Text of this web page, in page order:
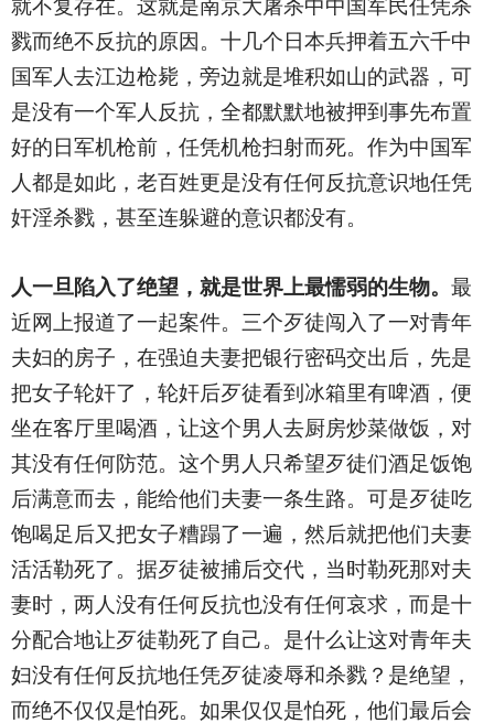
就不复存在。这就是南京大屠杀中中国军民任凭杀
戮而绝不反抗的原因。十几个日本兵押着五六千中
国军人去江边枪毙，旁边就是堆积如山的武器，可
是没有一个军人反抗，全都默默地被押到事先布置
好的日军机枪前，任凭机枪扫射而死。作为中国军
人都是如此，老百姓更是没有任何反抗意识地任凭
奸淫杀戮，甚至连躲避的意识都没有。
人一旦陷入了绝望，就是世界上最懦弱的生物。 最
近网上报道了一起案件。三个歹徒闯入了一对青年
夫妇的房子，在强迫夫妻把银行密码交出后，先是
把女子轮奸了，轮奸后歹徒看到冰箱里有啤酒，便
坐在客厅里喝酒，让这个男人去厨房炒菜做饭，对
其没有任何防范。这个男人只希望歹徒们酒足饭饱
后满意而去，能给他们夫妻一条生路。可是歹徒吃
饱喝足后又把女子糟蹋了一遍，然后就把他们夫妻
活活勒死了。据歹徒被捕后交代，当时勒死那对夫
妻时，两人没有任何反抗也没有任何哀求，而是十
分配合地让歹徒勒死了自己。是什么让这对青年夫
妇没有任何反抗地任凭歹徒凌辱和杀戮？是绝望，
而绝不仅仅是怕死。如果仅仅是怕死，他们最后会